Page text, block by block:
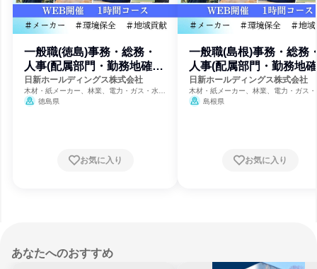
一般職(徳島)事務・総務・
人事(配属部門・勤務地確
約)
日新ホールディングス株式会社
木材・紙メーカー、林業、電力・ガス・水
道・エネルギー
徳島県
お気に入り
一般職(島根)事務・総務
人事(配属部門・勤務地確
約)
日新ホールディングス株式会社
木材・紙メーカー、林業、電力・ガス
道・エネルギー
島根県
お気に入り
あなたへのおすすめ